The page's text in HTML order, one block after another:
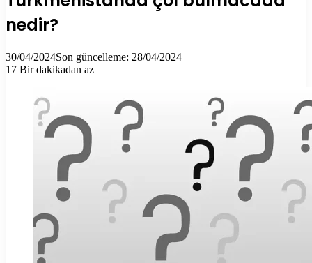
nedir?
30/04/2024Son güncelleme: 28/04/2024
17 Bir dakikadan az